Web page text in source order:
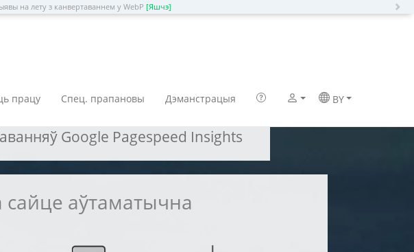
на лету з канвертаваннем у WebP [Яшчэ]
працу Спец. прапановы Дэманстрацыя BY
Google Pagespeed Insights
сайце аўтаматычна